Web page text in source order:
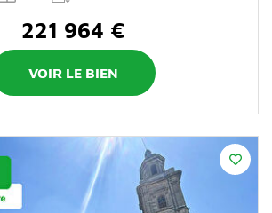
221 964 €
VOIR LE BIEN